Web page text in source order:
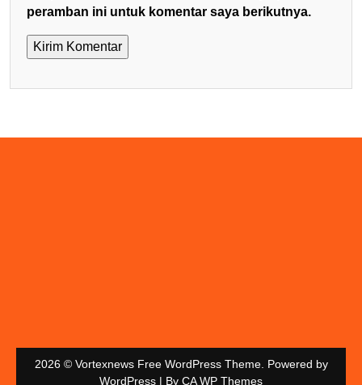
peramban ini untuk komentar saya berikutnya.
2026 © Vortexnews Free WordPress Theme. Powered by
WordPress | By CA WP Themes